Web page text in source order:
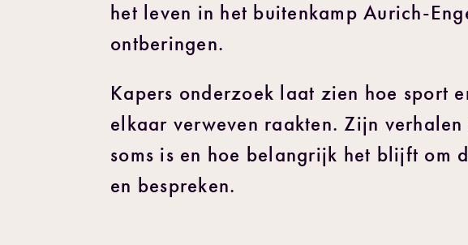
het leven in het buitenkamp Aurich-
ontberingen.
Kapers onderzoek laat zien hoe sport
elkaar verweven raakten. Zijn
soms is en hoe belangrijk het blijft om
en bespreken.